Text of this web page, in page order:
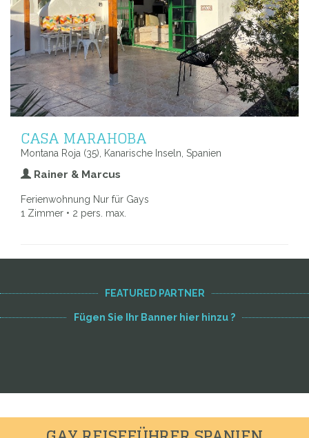
CASA MARAHOBA
Montana Roja (35), Kanarische Inseln, Spanien
Rainer & Marcus
Ferienwohnung Nur für Gays
1 Zimmer • 2 pers. max.
FEATURED PARTNER
Fügen Sie Ihr Banner hier hinzu ?